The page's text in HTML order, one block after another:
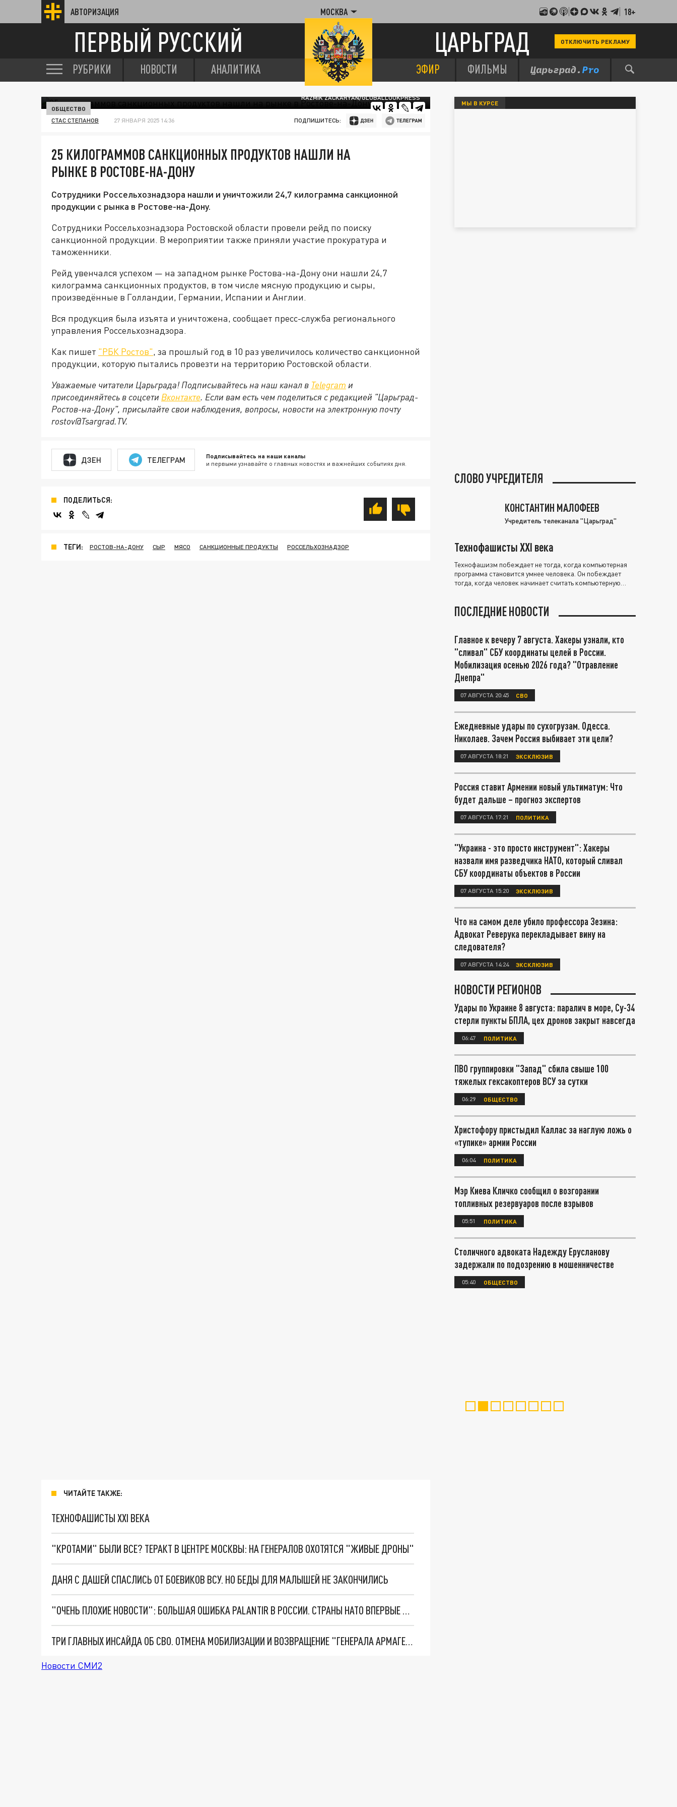
АВТОРИЗАЦИЯ МОСКВА 18+
ПЕРВЫЙ РУССКИЙ ЦАРЬГРАД ОТКЛЮЧИТЬ РЕКЛАМУ
РУБРИКИ НОВОСТИ АНАЛИТИКА ЭФИР ФИЛЬМЫ
RAZMIK ZACKARYAN/GLOBALLOOKPRESS
ОБЩЕСТВО
СТАС СТЕПАНОВ 27 ЯНВАРЯ 2025 14:36 ПОДПИШИТЕСЬ:
25 КИЛОГРАММОВ САНКЦИОННЫХ ПРОДУКТОВ НАШЛИ НА
РЫНКЕ В РОСТОВЕ-НА-ДОНУ
Сотрудники Россельхознадзора нашли и уничтожили 24,7 килограмма санкционной
продукции с рынка в Ростове-на-Дону.
Сотрудники Россельхознадзора Ростовской области провели рейд по поиску
санкционной продукции. В мероприятии также приняли участие прокуратура и
таможенники.
Рейд увенчался успехом — на западном рынке Ростова-на-Дону они нашли 24,7
килограмма санкционных продуктов, в том числе мясную продукцию и сыры,
произведённые в Голландии, Германии, Испании и Англии.
Вся продукция была изъята и уничтожена, сообщает пресс-служба регионального
управления Россельхознадзора.
Как пишет "РБК Ростов", за прошлый год в 10 раз увеличилось количество санкционной
продукции, которую пытались провезти на территорию Ростовской области.
Уважаемые читатели Царьграда! Подписывайтесь на наш канал в Telegram и
присоединяйтесь в соцсети Вконтакте. Если вам есть чем поделиться с редакцией "Царьград-
Ростов-на-Дону", присылайте свои наблюдения, вопросы, новости на электронную почту
rostov@Tsargrad.ТV.
ДЗЕН ТЕЛЕГРАМ Подписывайтесь на наши каналы
и первыми узнавайте о главных новостях и важнейших событиях дня.
ПОДЕЛИТЬСЯ:
ТЕГИ: РОСТОВ-НА-ДОНУ СЫР МЯСО САНКЦИОННЫЕ ПРОДУКТЫ РОССЕЛЬХОЗНАДЗОР
ЧИТАЙТЕ ТАКЖЕ:
ТЕХНОФАШИСТЫ XXI ВЕКА
"КРОТАМИ" БЫЛИ ВСЕ? ТЕРАКТ В ЦЕНТРЕ МОСКВЫ: НА ГЕНЕРАЛОВ ОХОТЯТСЯ "ЖИВЫЕ ДРОНЫ"
ДАНЯ С ДАШЕЙ СПАСЛИСЬ ОТ БОЕВИКОВ ВСУ. НО БЕДЫ ДЛЯ МАЛЫШЕЙ НЕ ЗАКОНЧИЛИСЬ
"ОЧЕНЬ ПЛОХИЕ НОВОСТИ": БОЛЬШАЯ ОШИБКА PALANTIR В РОССИИ. СТРАНЫ НАТО ВПЕРВЫЕ ЗА СВО ОСТАНОВИЛИ ПОСТАВКИ ОРУЖИЯ. ВСУ ТЕРЯЮТ ПРИГРАНИЧЬЕ?
ТРИ ГЛАВНЫХ ИНСАЙДА ОБ СВО. ОТМЕНА МОБИЛИЗАЦИИ И ВОЗВРАЩЕНИЕ "ГЕНЕРАЛА АРМАГЕДДОНА"? ОТЛИЧНЫЕ НОВОСТИ, КОТОРЫЕ ЖДАЛИ ВСЕ
Новости СМИ2
МЫ В КУРСЕ
СЛОВО УЧРЕДИТЕЛЯ
КОНСТАНТИН МАЛОФЕЕВ
Учредитель телеканала "Царьград"
Технофашисты XXI века
Технофашизм побеждает не тогда, когда компьютерная
программа становится умнее человека. Он побеждает
тогда, когда человек начинает считать компьютерную
ПОСЛЕДНИЕ НОВОСТИ
Главное к вечеру 7 августа. Хакеры узнали, кто
"сливал" СБУ координаты целей в России.
Мобилизация осенью 2026 года? "Отравление
Днепра"
07 АВГУСТА 20:45 СВО
Ежедневные удары по сухогрузам. Одесса.
Николаев. Зачем Россия выбивает эти цели?
07 АВГУСТА 18:21 ЭКСКЛЮЗИВ
Россия ставит Армении новый ультиматум: Что
будет дальше – прогноз экспертов
07 АВГУСТА 17:21 ПОЛИТИКА
"Украина - это просто инструмент": Хакеры
назвали имя разведчика НАТО, который сливал
СБУ координаты объектов в России
07 АВГУСТА 15:20 ЭКСКЛЮЗИВ
Что на самом деле убило профессора Зезина:
Адвокат Реверука перекладывает вину на
следователя?
07 АВГУСТА 14:24 ЭКСКЛЮЗИВ
НОВОСТИ РЕГИОНОВ
Удары по Украине 8 августа: паралич в море, Су-34
стерли пункты БПЛА, цех дронов закрыт навсегда
06:47 ПОЛИТИКА
ПВО группировки "Запад" сбила свыше 100
тяжелых гексакоптеров ВСУ за сутки
06:29 ОБЩЕСТВО
Христофору пристыдил Каллас за наглую ложь о
«тупике» армии России
06:04 ПОЛИТИКА
Мэр Киева Кличко сообщил о возгорании
топливных резервуаров после взрывов
05:51 ПОЛИТИКА
Столичного адвоката Надежду Ерусланову
задержали по подозрению в мошенничестве
05:40 ОБЩЕСТВО